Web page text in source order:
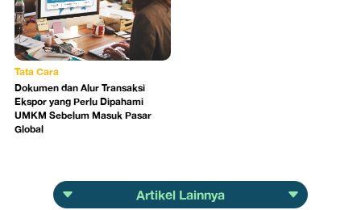
Tata Cara
Dokumen dan Alur Transaksi
Ekspor yang Perlu Dipahami
UMKM Sebelum Masuk Pasar
Global
Artikel Lainnya